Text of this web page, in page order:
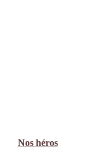
Nos héros